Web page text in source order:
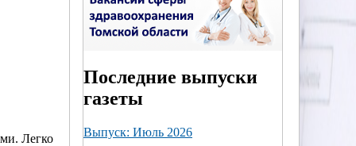
Последние выпуски
газеты
Выпуск: Июль 2026
Легко